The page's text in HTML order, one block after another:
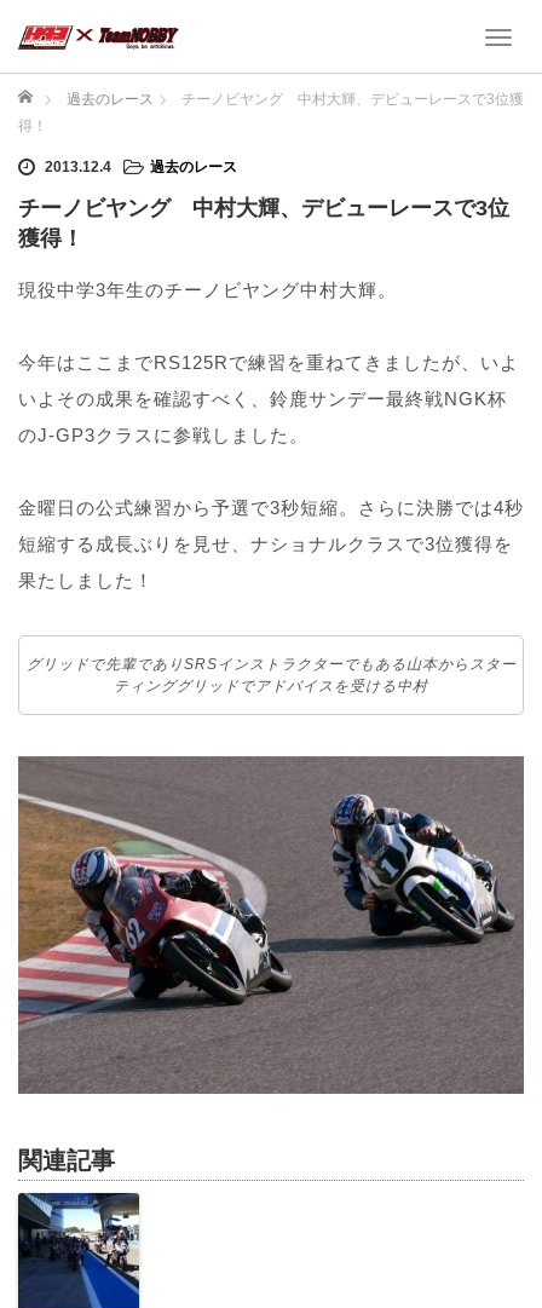
T
g
n
a
o
ホーム 過去のレース
チーノビヤング 中村大輝、デビューレースで3位獲
得！
2013.12.4 過去のレース
チーノビヤング 中村大輝、デビューレースで3位
獲得！
現役中学3年生のチーノビヤング中村大輝。
今年はここまでRS125Rで練習を重ねてきましたが、いよ
いよその成果を確認すべく、鈴鹿サンデー最終戦NGK杯
のJ-GP3クラスに参戦しました。
金曜日の公式練習から予選で3秒短縮。さらに決勝では4秒
短縮する成長ぶりを見せ、ナショナルクラスで3位獲得を
果たしました！
グリッドで先輩でありSRSインストラクターでもある山本からスター
ティンググリッドでアドバイスを受ける中村
関連記事